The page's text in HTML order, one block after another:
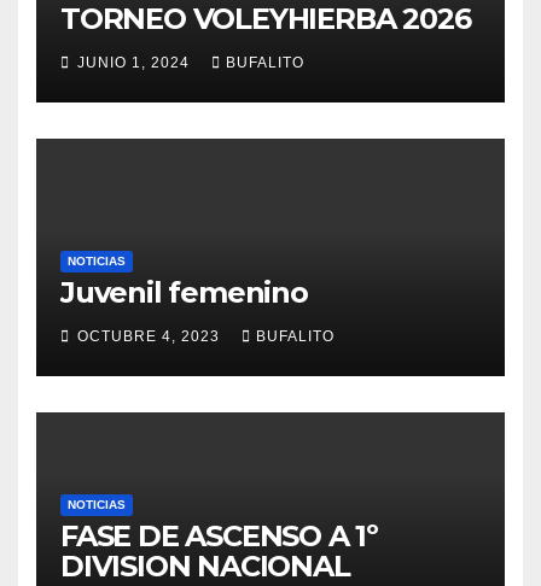
TORNEO VOLEYHIERBA 2026
JUNIO 1, 2024 BUFALITO
NOTICIAS
Juvenil femenino
OCTUBRE 4, 2023 BUFALITO
NOTICIAS
FASE DE ASCENSO A 1º
DIVISION NACIONAL